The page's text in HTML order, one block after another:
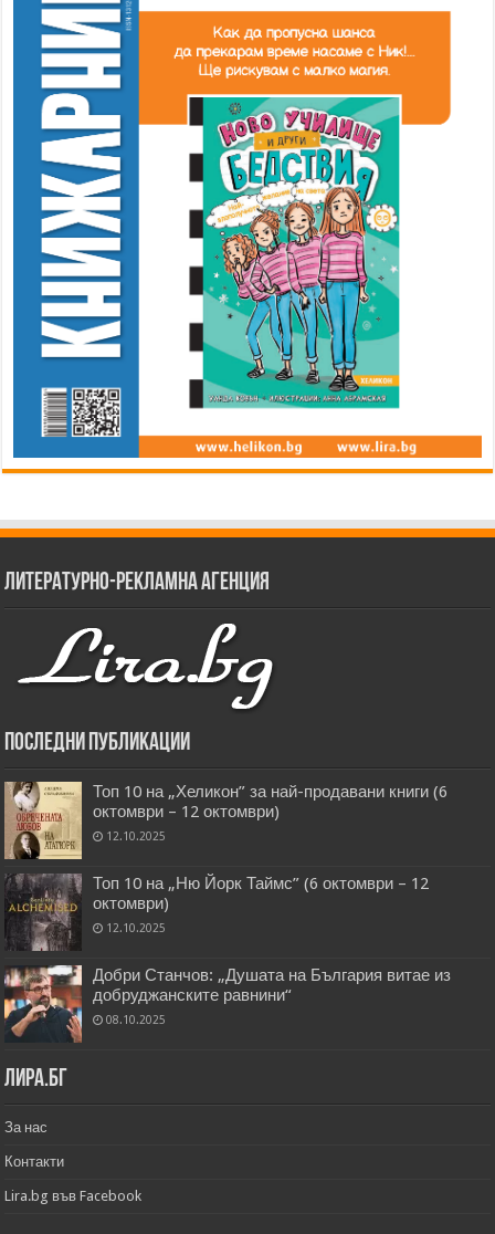
Литературно-рекламна агенция
Последни публикации
Топ 10 на „Хеликон” за най-продавани книги (6
октомври – 12 октомври)
12.10.2025
Топ 10 на „Ню Йорк Таймс” (6 октомври – 12
октомври)
12.10.2025
Добри Станчов: „Душата на България витае из
добруджанските равнини“
08.10.2025
Лира.бг
За нас
Контакти
Lira.bg във Facebook